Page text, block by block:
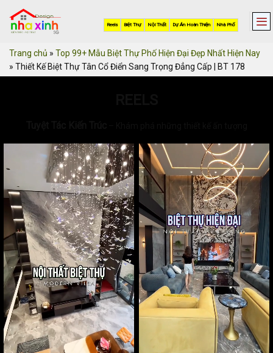
content
Trang chủ » Top 99+ Mẫu Biệt Thự Phố Hiện Đại Đẹp Nhất Hiện Nay
» Thiết Kế Biệt Thự Tân Cổ Điển Sang Trọng Đẳng Cấp | BT 178
Nhà Phố
Dự Án Hoàn Thiện
Nội Thất
Biệt Thự
Reels